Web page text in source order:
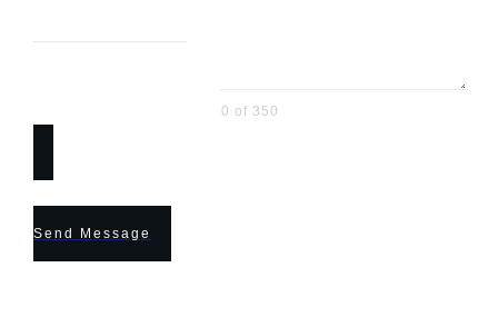
0 of 350
Send Message